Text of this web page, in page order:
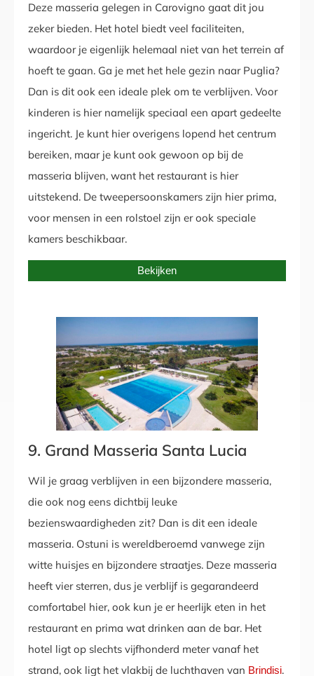
Deze masseria gelegen in Carovigno gaat dit jou
zeker bieden. Het hotel biedt veel faciliteiten,
waardoor je eigenlijk helemaal niet van het terrein af
hoeft te gaan. Ga je met het hele gezin naar Puglia?
Dan is dit ook een ideale plek om te verblijven. Voor
kinderen is hier namelijk speciaal een apart gedeelte
ingericht. Je kunt hier overigens lopend het centrum
bereiken, maar je kunt ook gewoon op bij de
masseria blijven, want het restaurant is hier
uitstekend. De tweepersoonskamers zijn hier prima,
voor mensen in een rolstoel zijn er ook speciale
kamers beschikbaar.
Bekijken
9. Grand Masseria Santa Lucia
Wil je graag verblijven in een bijzondere masseria,
die ook nog eens dichtbij leuke
bezienswaardigheden zit? Dan is dit een ideale
masseria. Ostuni is wereldberoemd vanwege zijn
witte huisjes en bijzondere straatjes. Deze masseria
heeft vier sterren, dus je verblijf is gegarandeerd
comfortabel hier, ook kun je er heerlijk eten in het
restaurant en prima wat drinken aan de bar. Het
hotel ligt op slechts vijfhonderd meter vanaf het
strand, ook ligt het vlakbij de luchthaven van Brindisi.